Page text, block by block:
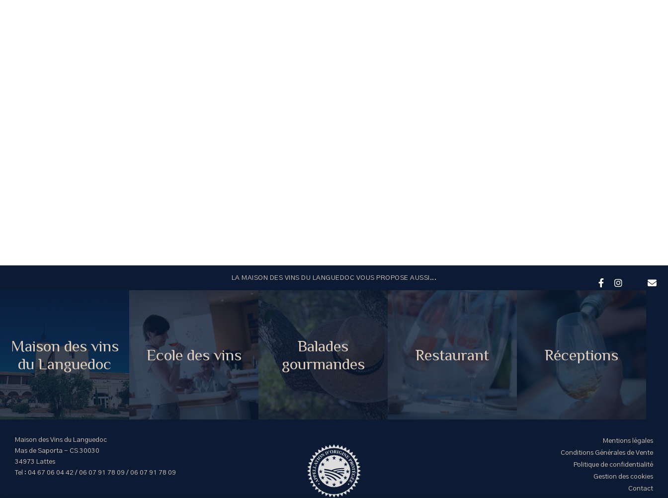
LA MAISON DES VINS DU LANGUEDOC VOUS PROPOSE AUSSI...
Maison des vins
du Languedoc
Ecole des vins
Balades
gourmandes
Restaurant Réceptions
Maison des Vins du Languedoc
Mas de Saporta - CS 30030
34973 Lattes
Tel : 04 67 06 04 42 / 06 07 91 78 09 / 06 07 91 78 09
Mentions légales
Conditions Générales de Vente
Politique de confidentialité
Gestion des cookies
Contact